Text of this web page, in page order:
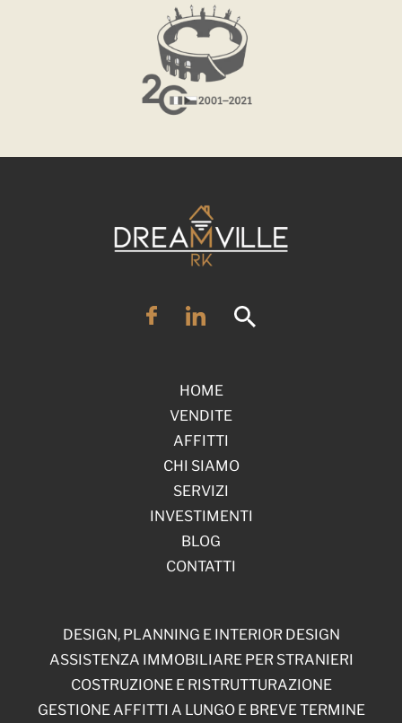
HOME
VENDITE
AFFITTI
CHI SIAMO
SERVIZI
INVESTIMENTI
BLOG
CONTATTI
DESIGN, PLANNING E INTERIOR DESIGN
ASSISTENZA IMMOBILIARE PER STRANIERI
COSTRUZIONE E RISTRUTTURAZIONE
GESTIONE AFFITTI A LUNGO E BREVE TERMINE